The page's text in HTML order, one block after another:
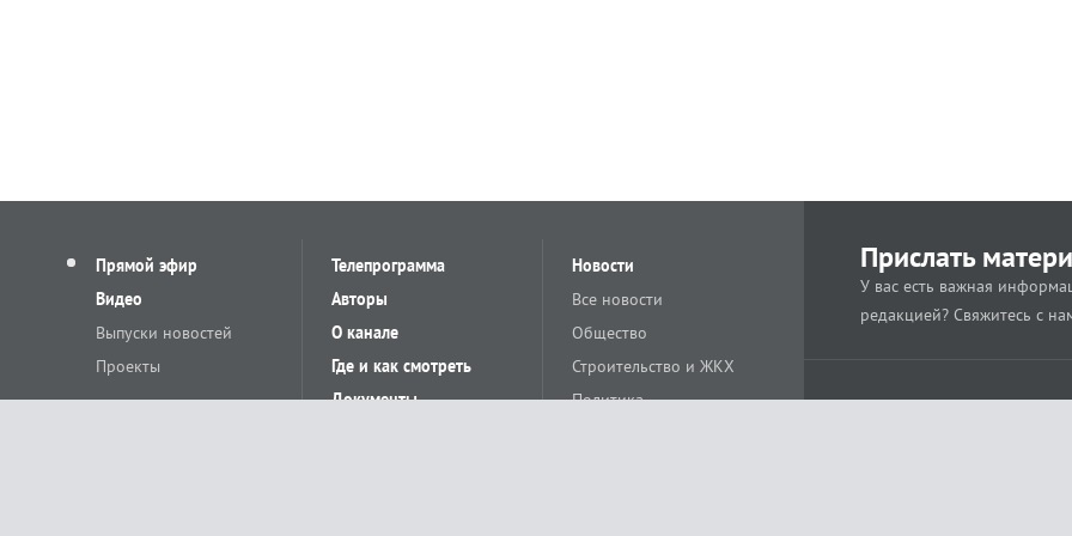
Прямой эфир
Видео
Выпуски новостей
Проекты
Телепрограмма
Авторы
О канале
Где и как смотреть
Документы
Новости
Все новости
Общество
Строительство и ЖКХ
Политика
Прислать
У вас есть важная
редакцией? Свяжитесь с